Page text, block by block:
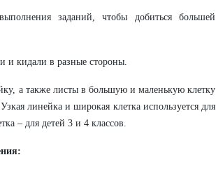
заданий, чтобы добиться большей
и кидали в разные стороны.
а также листы в большую и маленькую клетку
линейка и широкая клетка используется для
– для детей 3 и 4 классов.